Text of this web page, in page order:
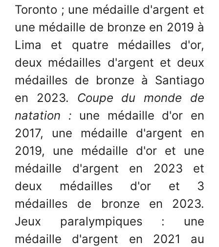
Toronto ; une médaille d'argent et
une médaille de bronze en 2019 à
Lima et quatre médailles d'or,
deux médailles d'argent et deux
médailles de bronze à Santiago
en 2023. Coupe du monde de
natation : une médaille d'or en
2017, une médaille d'argent en
2019, une médaille d'or et une
médaille d'argent en 2023 et
deux médailles d'or et 3
médailles de bronze en 2023.
Jeux paralympiques : une
médaille d'argent en 2021 au